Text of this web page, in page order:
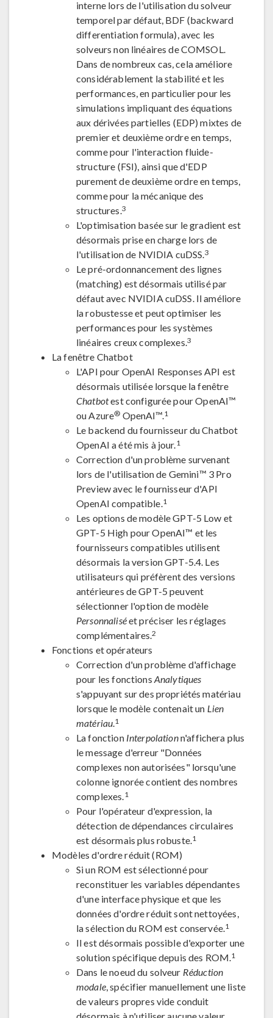
interne lors de l'utilisation du solveur
temporel par défaut, BDF (backward
differentiation formula), avec les
solveurs non linéaires de COMSOL.
Dans de nombreux cas, cela améliore
considérablement la stabilité et les
performances, en particulier pour les
simulations impliquant des équations
aux dérivées partielles (EDP) mixtes de
premier et deuxième ordre en temps,
comme pour l'interaction fluide-
structure (FSI), ainsi que d'EDP
purement de deuxième ordre en temps,
comme pour la mécanique des
structures.3
L'optimisation basée sur le gradient est
désormais prise en charge lors de
l'utilisation de NVIDIA cuDSS.3
Le pré-ordonnancement des lignes
(matching) est désormais utilisé par
défaut avec NVIDIA cuDSS. Il améliore
la robustesse et peut optimiser les
performances pour les systèmes
linéaires creux complexes.3
La fenêtre Chatbot
L'API pour OpenAI Responses API est
désormais utilisée lorsque la fenêtre
Chatbotest configurée pour OpenAI™
ou Azure® OpenAI™.1
Le backend du fournisseur du Chatbot
OpenAI a été mis à jour.1
Correction d'un problème survenant
lors de l'utilisation de Gemini™ 3 Pro
Preview avec le fournisseur d'API
OpenAI compatible.1
Les options de modèle GPT-5 Low et
GPT-5 High pour OpenAI™ et les
fournisseurs compatibles utilisent
désormais la version GPT-5.4. Les
utilisateurs qui préfèrent des versions
antérieures de GPT-5 peuvent
sélectionner l'option de modèle
Personnaliséet préciser les réglages
complémentaires.2
Fonctions et opérateurs
Correction d'un problème d'affichage
pour les fonctions Analytiques
s'appuyant sur des propriétés matériau
lorsque le modèle contenait un Lien
matériau.1
La fonction Interpolationn'affichera plus
le message d'erreur "Données
complexes non autorisées" lorsqu'une
colonne ignorée contient des nombres
complexes.1
Pour l'opérateur d'expression, la
détection de dépendances circulaires
est désormais plus robuste.1
Modèles d'ordre réduit (ROM)
Si un ROM est sélectionné pour
reconstituer les variables dépendantes
d'une interface physique et que les
données d'ordre réduit sont nettoyées,
la sélection du ROM est conservée.1
Il est désormais possible d'exporter une
solution spécifique depuis des ROM.1
Dans le noeud du solveur Réduction
modale, spécifier manuellement une liste
de valeurs propres vide conduit